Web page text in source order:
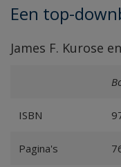
Een top-
James F. Kurose
ISBN
Pagina's